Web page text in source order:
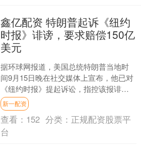
鑫亿配资 特朗普起诉《纽约
时报》诽谤，要求赔偿150亿
美元
据环球网报道，美国总统特朗普当地时
间9月15日晚在社交媒体上宣布，他已对
《纽约时报》提起诉讼，指控该报诽谤
和诋毁名誉，并要求赔偿150亿美元。 据
报道，特朗普指....
新一配资
查看： 152 分类： 正规配资股票平
台